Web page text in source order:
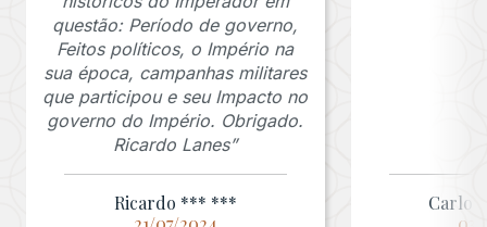
questão: Período de governo,
Feitos políticos, o Império na
sua época, campanhas militares
que participou e seu Impacto no
governo do Império. Obrigado.
Ricardo Lanes”
Ricardo *** ***